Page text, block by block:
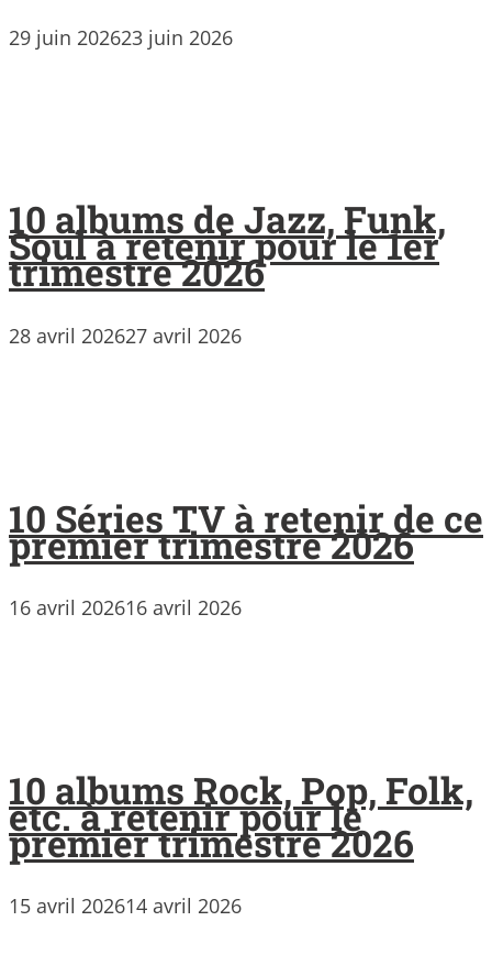
29 juin 202623 juin 2026
10 albums de Jazz, Funk,
Soul à retenir pour le 1er
trimestre 2026
28 avril 202627 avril 2026
10 Séries TV à retenir de ce
premier trimestre 2026
16 avril 202616 avril 2026
10 albums Rock, Pop, Folk,
etc. à retenir pour le
premier trimestre 2026
15 avril 202614 avril 2026